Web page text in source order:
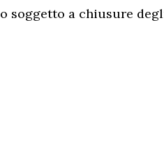
o soggetto a chiusure